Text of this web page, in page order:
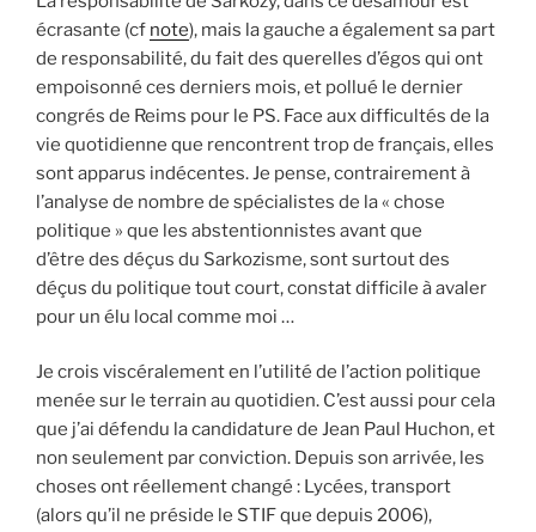
écrasante (cf note), mais la gauche a également sa part
de responsabilité, du fait des querelles d’égos qui ont
empoisonné ces derniers mois, et pollué le dernier
congrés de Reims pour le PS. Face aux difficultés de la
vie quotidienne que rencontrent trop de français, elles
sont apparus indécentes. Je pense, contrairement à
l’analyse de nombre de spécialistes de la « chose
politique » que les abstentionnistes avant que
d’être des déçus du Sarkozisme, sont surtout des
déçus du politique tout court, constat difficile à avaler
pour un élu local comme moi …
Je crois viscéralement en l’utilité de l’action politique
menée sur le terrain au quotidien. C’est aussi pour cela
que j’ai défendu la candidature de Jean Paul Huchon, et
non seulement par conviction. Depuis son arrivée, les
choses ont réellement changé : Lycées, transport
(alors qu’il ne préside le STIF que depuis 2006),